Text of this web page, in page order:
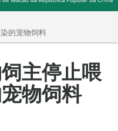
的宠物饲料
主停止喂
物饲料